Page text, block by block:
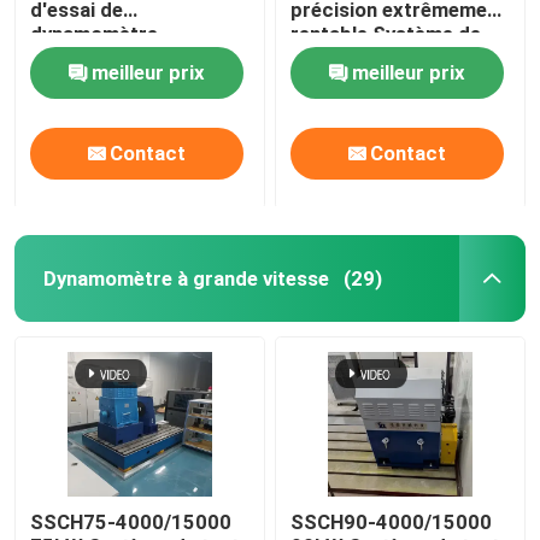
Visite de l'usine
Contrôle qualité
Les affaires
Dynamomètre de couple
Dynamomètre à grande vitesse
d'essai de
dynamomètre
électrique de
performance du
moteur 75 kW
meilleur prix
Contact
précision extrêmement
rentable Système de
banc d'essai
dynamomètre
électrique pour tester
les performances du
moteur EV
meilleur prix
Contact
Dynamomètre à grande vitesse (29)
SSCH75-4000/15000
SSCH90-4000/15000